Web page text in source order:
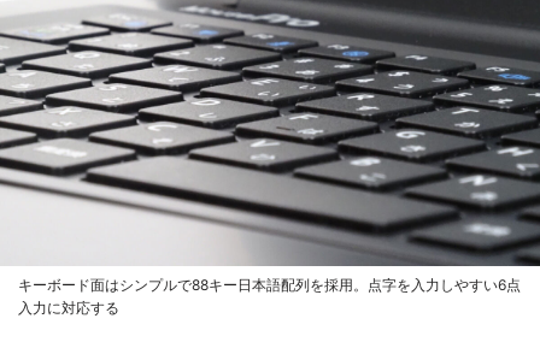
キーボード面はシンプルで88キー日本語配列を採用。点字を入力しやすい6点
入力に対応する